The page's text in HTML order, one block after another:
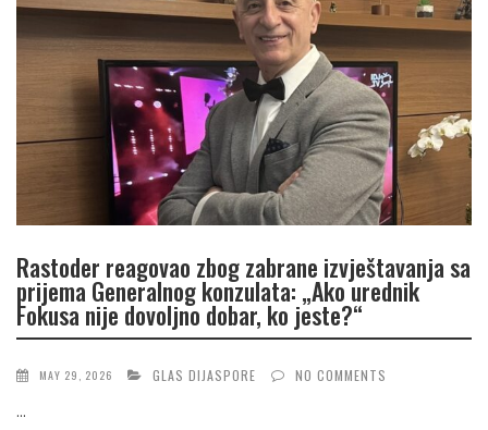
Rastoder reagovao zbog zabrane izvještavanja sa
prijema Generalnog konzulata: „Ako urednik
Fokusa nije dovoljno dobar, ko jeste?“
MAY 29, 2026 GLAS DIJASPORE NO COMMENTS
...